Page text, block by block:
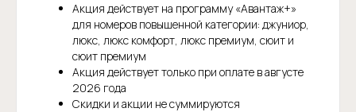
Акция действует на программу «Авантаж+»
для номеров повышенной категории: джуниор,
люкс, люкс комфорт, люкс премиум, сюит и
сюит премиум
Акция действует только при оплате в августе
2026 года
Скидки и акции не суммируются